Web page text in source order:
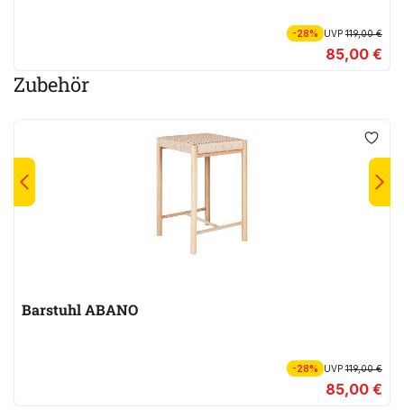
-28% UVP119,00 €
85,00 €
Zubehör
Barstuhl ABANO
-28% UVP119,00 €
85,00 €